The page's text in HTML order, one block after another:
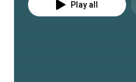
Play all